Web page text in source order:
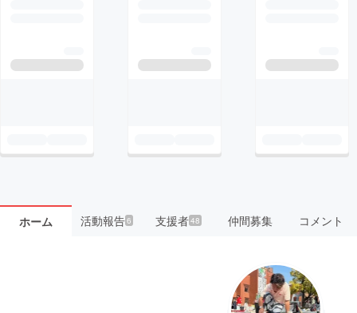
ホーム 活動報告6 支援者48 仲間募集 コメント